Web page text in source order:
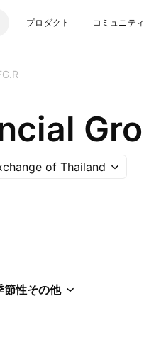
プロダクト コミュニティ
of Thailand
節性その他